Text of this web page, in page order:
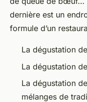
dernière est un
formule d’un
La dégustation
La dégustation
La dégustation
mélanges de